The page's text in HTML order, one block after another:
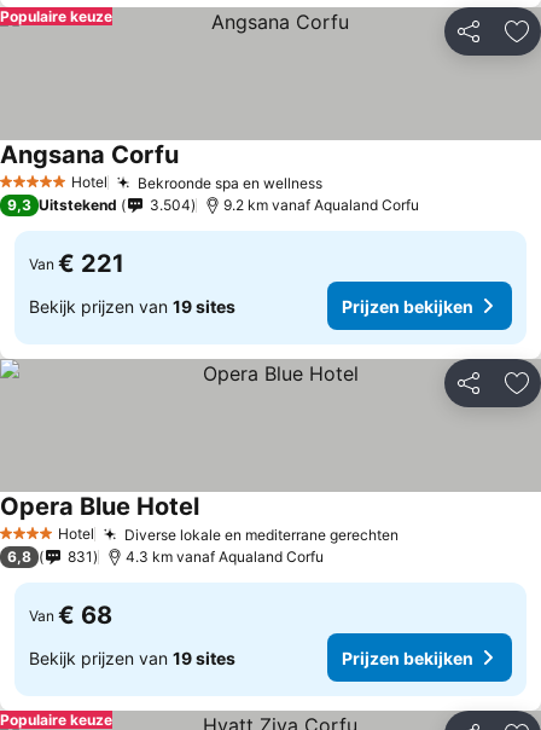
Delen
Populaire keuze
5 Sterren Hotel Bekroonde spa en wellness
Angsana Corfu
9,3 Uitstekend 3.504 9.2 km vanaf Aqualand Corfu
Van € 221
Bekijk prijzen van 19 sites Prijzen bekijken
Delen
4 SterrenHotel Diverse lokale en mediterrane gerechten
Opera Blue Hotel
6,8 831 4.3 km vanaf Aqualand Corfu
Van € 68
Bekijk prijzen van 19 sites Prijzen bekijken
Populaire keuze